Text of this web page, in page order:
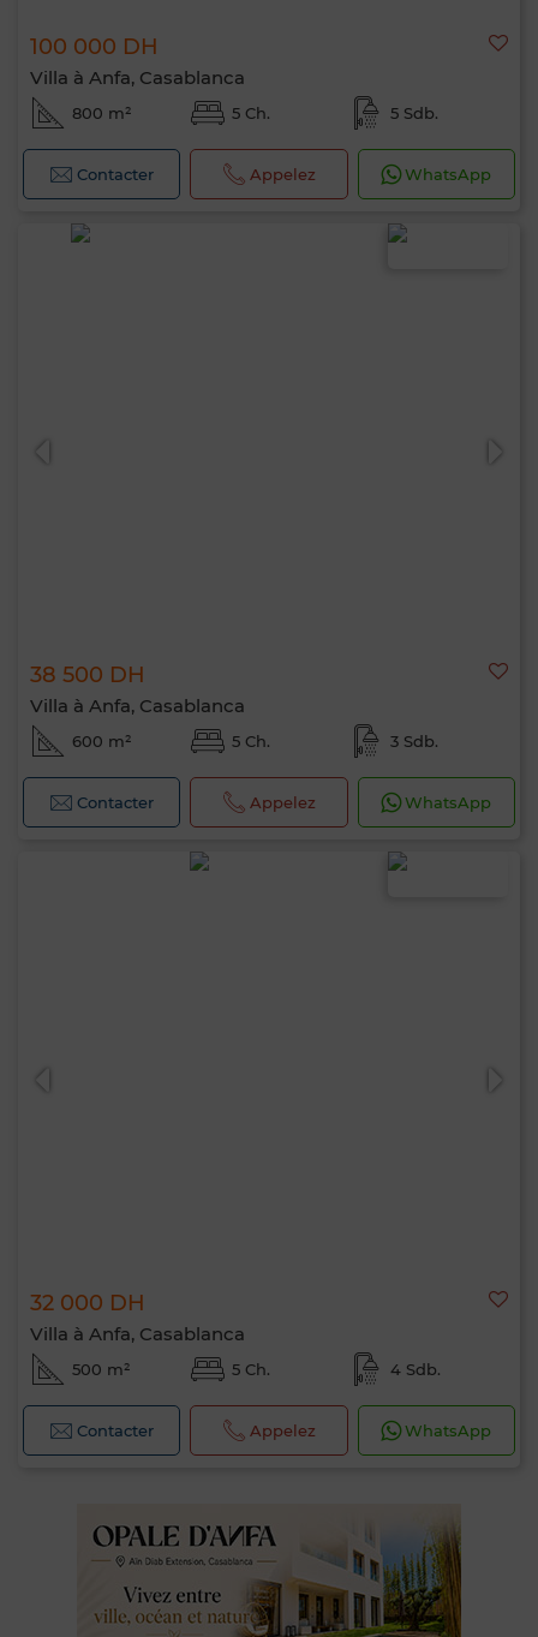
100 000 DH
Villa à Anfa, Casablanca
800 m² 5 Ch. 5 Sdb.
Contacter Appelez WhatsApp
38 500 DH
Villa à Anfa, Casablanca
600 m² 5 Ch. 3 Sdb.
Contacter Appelez WhatsApp
32 000 DH
Villa à Anfa, Casablanca
500 m² 5 Ch. 4 Sdb.
Contacter Appelez WhatsApp